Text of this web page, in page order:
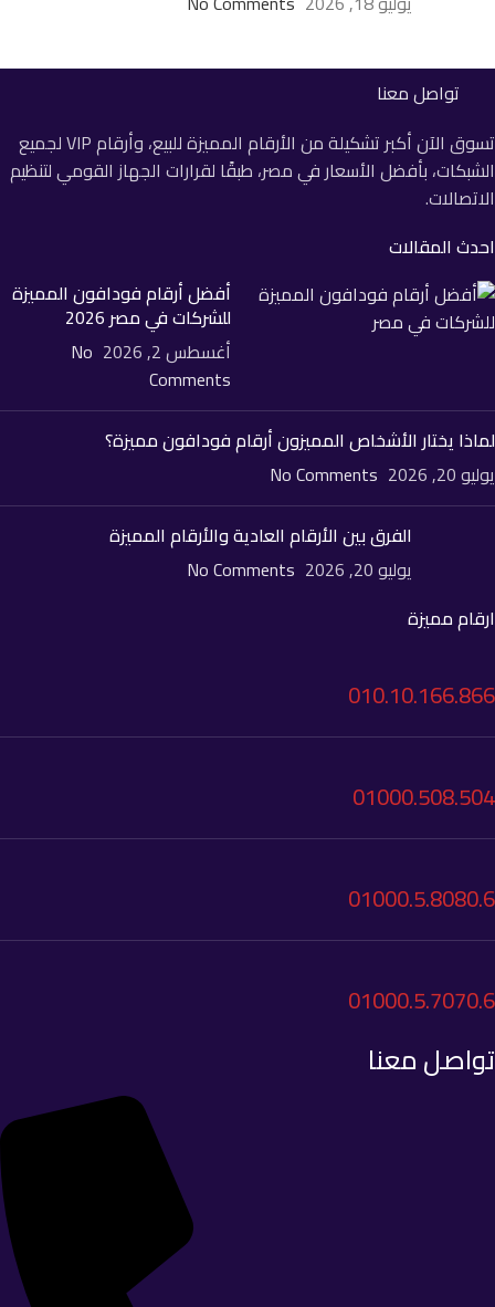
تواصل معنا
تسوق الآن أكبر تشكيلة من الأرقام المميزة للبيع، وأرقام VIP لجميع
الشبكات، بأفضل الأسعار في مصر، طبقًا لقرارات الجهاز القومي لتنظيم
الاتصالات.
احدث المقالات
أفضل أرقام فودافون المميزة
للشركات في مصر 2026
أغسطس 2, 2026
No
Comments
لماذا يختار الأشخاص المميزون أرقام فودافون مميزة؟
يوليو 20, 2026
No Comments
الفرق بين الأرقام العادية والأرقام المميزة
يوليو 20, 2026
No Comments
ارقام مميزة
010.10.166.866
01000.508.504
01000.5.8080.6
01000.5.7070.6
تواصل معنا